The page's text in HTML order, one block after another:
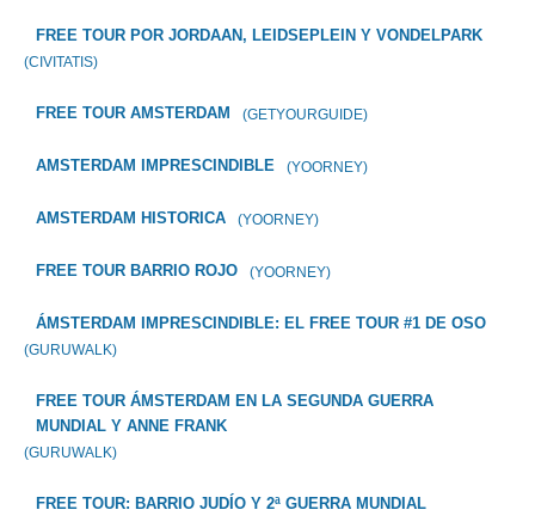
FREE TOUR POR JORDAAN, LEIDSEPLEIN Y VONDELPARK
(CIVITATIS)
FREE TOUR AMSTERDAM (GETYOURGUIDE)
AMSTERDAM IMPRESCINDIBLE (YOORNEY)
AMSTERDAM HISTORICA (YOORNEY)
FREE TOUR BARRIO ROJO (YOORNEY)
ÁMSTERDAM IMPRESCINDIBLE: EL FREE TOUR #1 DE OSO
(GURUWALK)
FREE TOUR ÁMSTERDAM EN LA SEGUNDA GUERRA
MUNDIAL Y ANNE FRANK
(GURUWALK)
FREE TOUR: BARRIO JUDÍO Y 2ª GUERRA MUNDIAL